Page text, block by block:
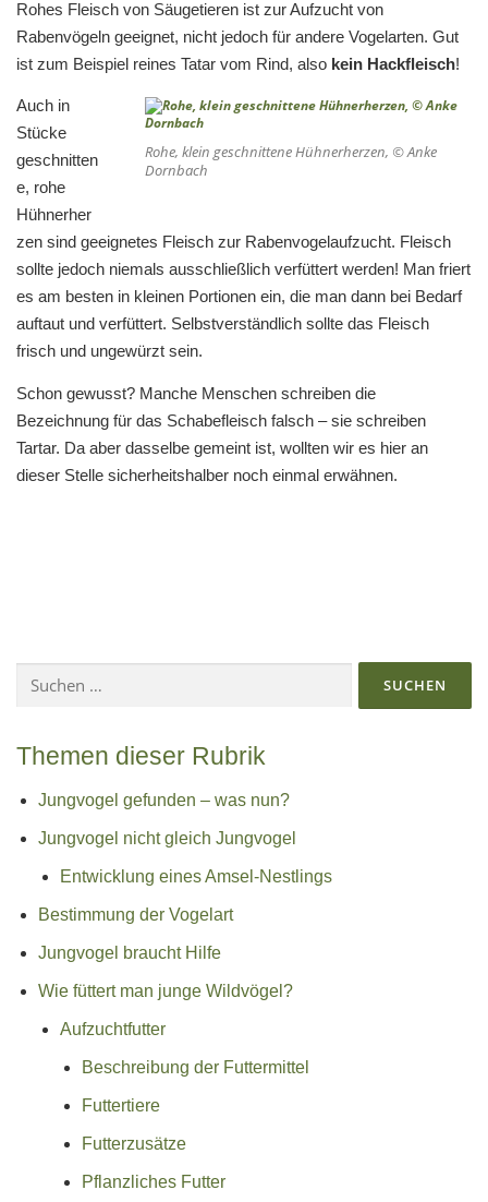
Rohes Fleisch von Säugetieren ist zur Aufzucht von
Rabenvögeln geeignet, nicht jedoch für andere Vogelarten. Gut
ist zum Beispiel reines Tatar vom Rind, also kein Hackfleisch!
Rohe, klein geschnittene Hühnerherzen, © Anke
Dornbach
Auch in
Stücke
geschnitten
e, rohe
Hühnerher
zen sind geeignetes Fleisch zur Rabenvogelaufzucht. Fleisch
sollte jedoch niemals ausschließlich verfüttert werden! Man friert
es am besten in kleinen Portionen ein, die man dann bei Bedarf
auftaut und verfüttert. Selbstverständlich sollte das Fleisch
frisch und ungewürzt sein.
Schon gewusst? Manche Menschen schreiben die
Bezeichnung für das Schabefleisch falsch – sie schreiben
Tartar. Da aber dasselbe gemeint ist, wollten wir es hier an
dieser Stelle sicherheitshalber noch einmal erwähnen.
nach:
Themen dieser Rubrik
Jungvogel gefunden – was nun?
Jungvogel nicht gleich Jungvogel
Entwicklung eines Amsel-Nestlings
Bestimmung der Vogelart
Jungvogel braucht Hilfe
Wie füttert man junge Wildvögel?
Aufzuchtfutter
Beschreibung der Futtermittel
Futtertiere
Futterzusätze
Pflanzliches Futter